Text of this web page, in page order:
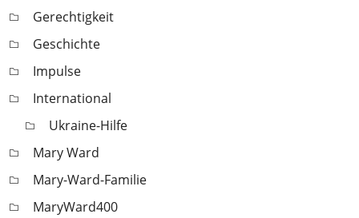
Gerechtigkeit
Geschichte
Impulse
International
Ukraine-Hilfe
Mary Ward
Mary-Ward-Familie
MaryWard400